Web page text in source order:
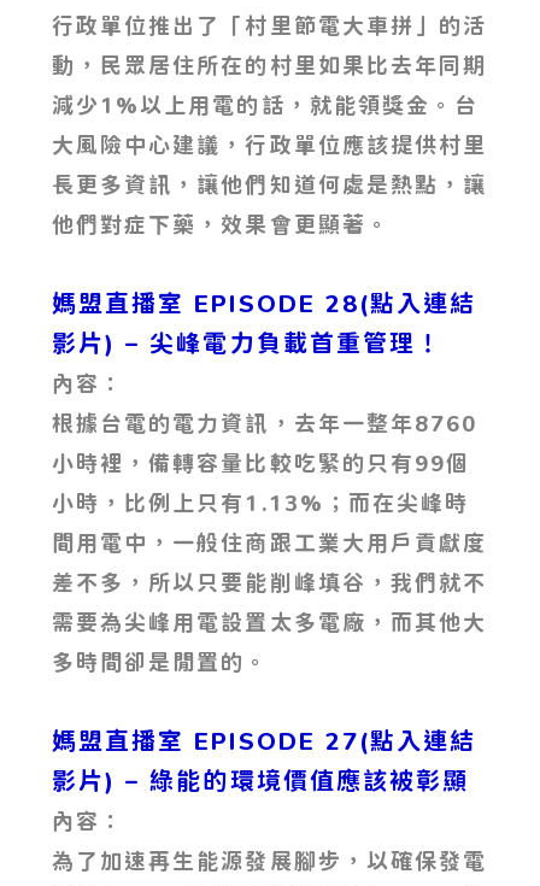
行政單位推出了「村里節電大車拼」的活
動，民眾居住所在的村里如果比去年同期
減少1%以上用電的話，就能領獎金。台
大風險中心建議，行政單位應該提供村里
長更多資訊，讓他們知道何處是熱點，讓
他們對症下藥，效果會更顯著。
媽盟直播室 EPISODE 28(點入連結
影片)– 尖峰電力負載首重管理！
內容：
根據台電的電力資訊，去年一整年8760
小時裡，備轉容量比較吃緊的只有99個
小時，比例上只有1.13%；而在尖峰時
間用電中，一般住商跟工業大用戶貢獻度
差不多，所以只要能削峰填谷，我們就不
需要為尖峰用電設置太多電廠，而其他大
多時間卻是閒置的。
媽盟直播室 EPISODE 27(點入連結
影片)– 綠能的環境價值應該被彰顯
內容：
為了加速再生能源發展腳步，以確保發電